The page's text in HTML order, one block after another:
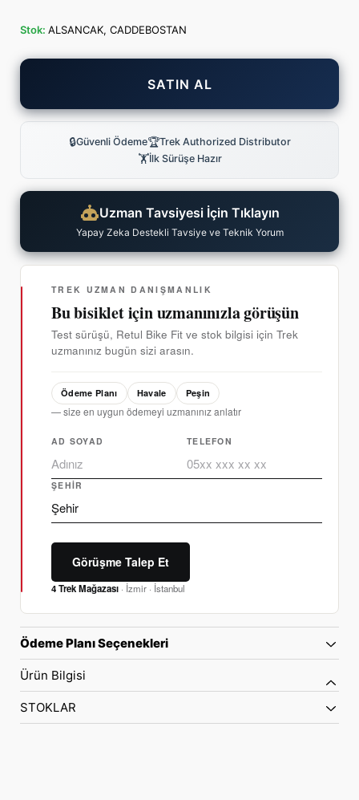
Stok: ALSANCAK, CADDEBOSTAN
SATIN AL
🔒Güvenli Ödeme🏆Trek Authorized Distributor
🏋İlk Sürüşe Hazır
Uzman Tavsiyesi İçin Tıklayın
Yapay Zeka Destekli Tavsiye ve Teknik Yorum
TREK UZMAN DANIŞMANLIK
Bu bisiklet için uzmanınızla görüşün
Test sürüşü, Retul Bike Fit ve stok bilgisi için Trek
uzmanınız bugün sizi arasın.
Ödeme Planı Havale Peşin
— size en uygun ödemeyi uzmanınız anlatır
AD SOYAD TELEFON
ŞEHIR
Görüşme Talep Et
4 Trek Mağazası · İzmir · İstanbul
Ödeme Planı Seçenekleri
Ürün Bilgisi
STOKLAR